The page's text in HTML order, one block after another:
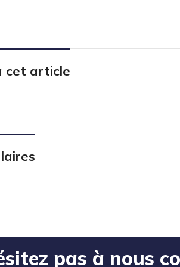
cet article
pas à nous